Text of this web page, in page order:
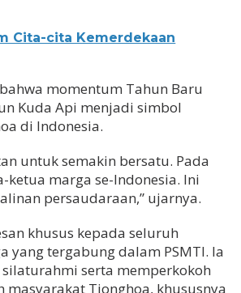
Cita-cita Kemerdekaan
momentum Tahun Baru
Kuda Api menjadi simbol
di Indonesia.
untuk semakin bersatu. Pada
marga se-Indonesia. Ini
persaudaraan,” ujarnya.
khusus kepada seluruh
tergabung dalam PSMTI. Ia
serta memperkokoh
masyarakat Tionghoa, khususnya